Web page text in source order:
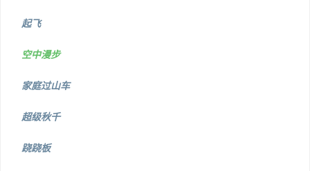
起飞
空中漫步
家庭过山车
超级秋千
跷跷板